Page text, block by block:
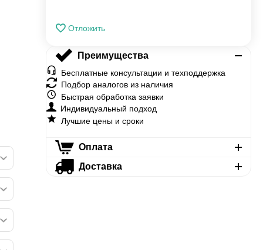
Отложить
Преимущества
Бесплатные консультации и техподдержка
Подбор аналогов из наличия
Быстрая обработка заявки
Индивидуальный подход
Лучшие цены и сроки
Оплата
Доставка